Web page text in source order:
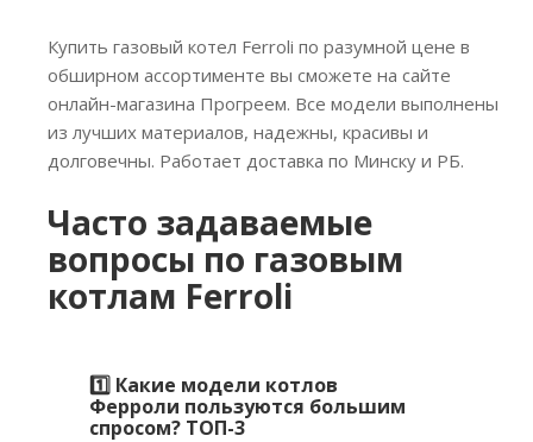
Купить газовый котел Ferroli по разумной цене в
обширном ассортименте вы сможете на сайте
онлайн-магазина Прогреем. Все модели выполнены
из лучших материалов, надежны, красивы и
долговечны. Работает доставка по Минску и РБ.
Часто задаваемые
вопросы по газовым
котлам Ferroli
1️⃣ Какие модели котлов
Ферроли пользуются большим
спросом? ТОП-3